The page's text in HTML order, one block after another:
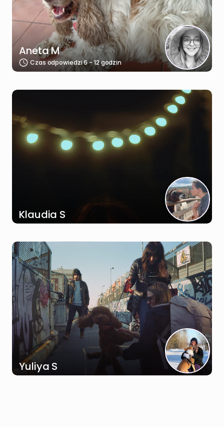
Aneta M
Czas odpowiedzi 6 - 12 godzin
Klaudia S
Yuliya S